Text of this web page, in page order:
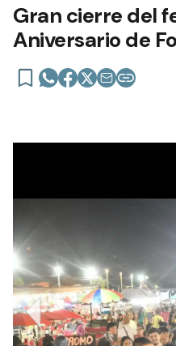
Gran cierre del
Aniversario de